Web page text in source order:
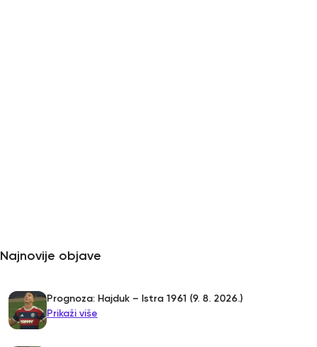
Najnovije objave
Prognoza: Hajduk – Istra 1961 (9. 8. 2026.)
Prikaži više